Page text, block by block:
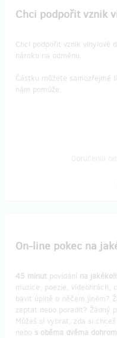
Chci podpořit vznik
Chci podpořit vznik vinylové
nároku na odměnu.
Částku můžete samozřejmě
nám pomůže.
On-line pokec na
45 minut povídání na
muzice, poezie, videohrách,
bavit úplně o něčem jiném?
zeptat nebo poradit? Žádný
Můžeš si vybrat, zda si
nebo s oběma dvěma